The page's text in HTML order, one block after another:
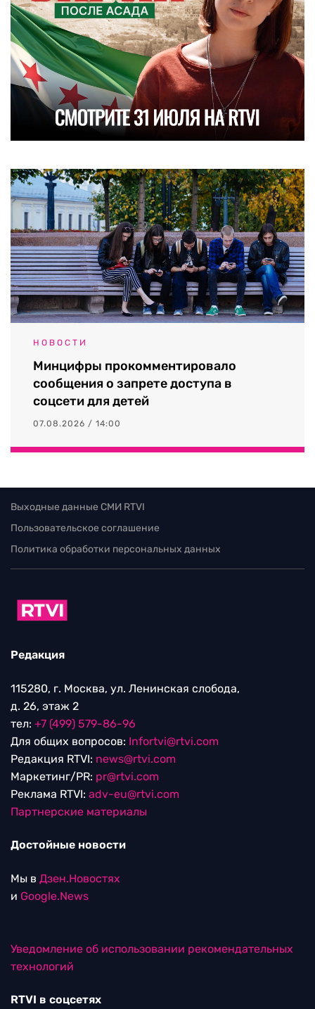
НОВОСТИ
Минцифры прокомментировало
сообщения о запрете доступа в
соцсети для детей
07.08.2026 / 14:00
Выходные данные СМИ RTVI
Пользовательское соглашение
Политика обработки персональных данных
Редакция
115280, г. Москва, ул. Ленинская слобода,
д. 26, этаж 2
тел: +7 (499) 579-86-96
Для общих вопросов: Infortvi@rtvi.com
Редакция RTVI: news@rtvi.com
Маркетинг/PR: pr@rtvi.com
Реклама RTVI: adv-eu@rtvi.com
Партнерские материалы
Достойные новости
Мы в Дзен.Новостях
и Google.News
Уведомление об использовании рекомендательных
технологий
RTVI в соцсетях